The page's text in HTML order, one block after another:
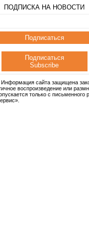
ПОДПИСКА НА НОВОСТИ
Подписаться
Подписаться
Subscribe
сайта защищена
воспроизведение или
только с письменного